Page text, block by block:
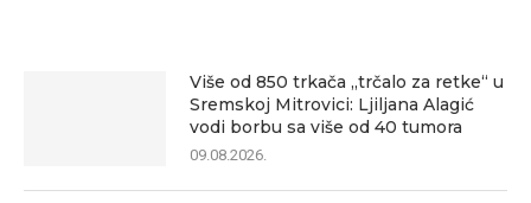
Više od 850 trkača „trčalo za retke“ u
Sremskoj Mitrovici: Ljiljana Alagić
vodi borbu sa više od 40 tumora
09.08.2026.